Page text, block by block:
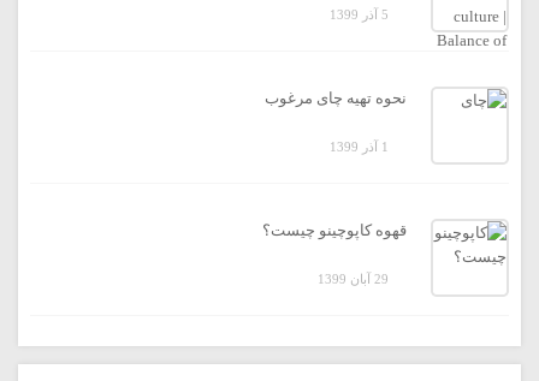
5 آذر 1399
نحوه تهیه چای مرغوب
1 آذر 1399
قهوه کاپوچینو چیست؟
29 آبان 1399